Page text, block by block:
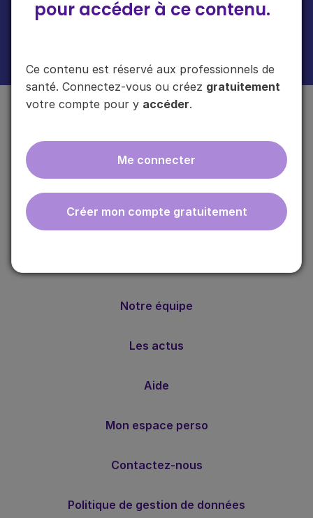
pour accéder à ce contenu.
Ce contenu est réservé aux professionnels de
santé. Connectez-vous ou créez gratuitement
votre compte pour y accéder.
Me connecter
Créer mon compte gratuitement
ebmfrance est une base de connaissances médicales
gratuite adaptée à la pratique de la médecine générale.
Notre équipe
Les actus
Aide
Mon espace perso
Contactez-nous
Politique de gestion de données